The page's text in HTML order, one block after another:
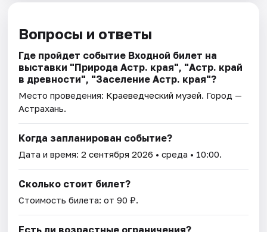
Вопросы и ответы
Где пройдет событие Входной билет на
выставки "Природа Астр. края", "Астр. край
в древности", "Заселение Астр. края"?
Место проведения: Краеведческий музей. Город —
Астрахань.
Когда запланирован событие?
Дата и время:2 сентября 2026 • среда • 10:00.
Сколько стоит билет?
Стоимость билета: от 90 ₽.